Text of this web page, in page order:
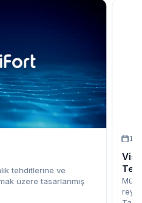
tehditlerine ve
üzere tasarlanmış
13